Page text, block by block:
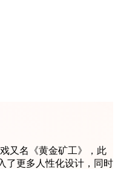
又名《黄金矿工》，此
了更多人性化设计，同时